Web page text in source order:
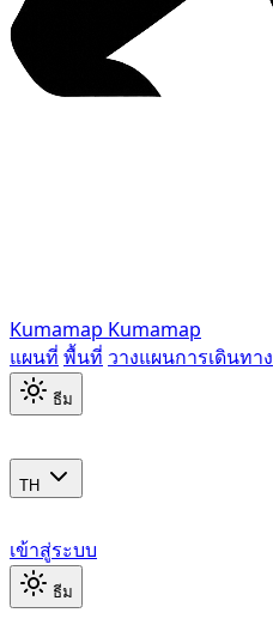
Kumamap Kumamap
แผนที่ พื้นที่ วางแผนการเดินทาง
ธีม
TH
เข้าสู่ระบบ
ธีม